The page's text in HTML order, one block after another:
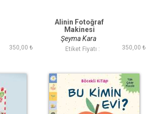
350,00 ₺
Alinin Fotoğraf
Makinesi
Şeyma Kara
Etiket Fiyatı : 350,00 ₺